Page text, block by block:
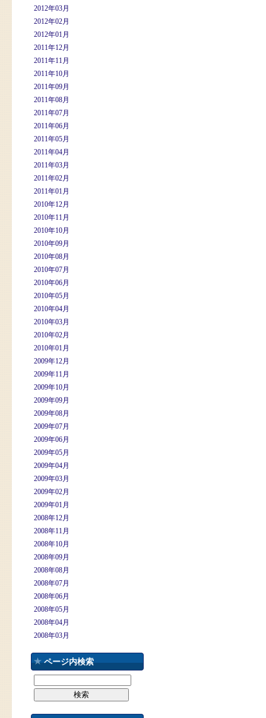
2012年03月
2012年02月
2012年01月
2011年12月
2011年11月
2011年10月
2011年09月
2011年08月
2011年07月
2011年06月
2011年05月
2011年04月
2011年03月
2011年02月
2011年01月
2010年12月
2010年11月
2010年10月
2010年09月
2010年08月
2010年07月
2010年06月
2010年05月
2010年04月
2010年03月
2010年02月
2010年01月
2009年12月
2009年11月
2009年10月
2009年09月
2009年08月
2009年07月
2009年06月
2009年05月
2009年04月
2009年03月
2009年02月
2009年01月
2008年12月
2008年11月
2008年10月
2008年09月
2008年08月
2008年07月
2008年06月
2008年05月
2008年04月
2008年03月
ページ内検索